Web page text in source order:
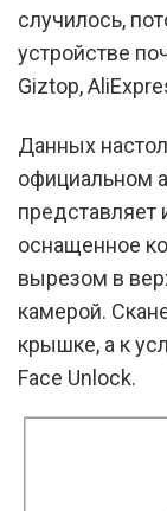
случилось,
устройстве
Giztop,
Данных
официальном
представляет
оснащенное
вырезом в
камерой.
крышке, а к
Face Unlock.